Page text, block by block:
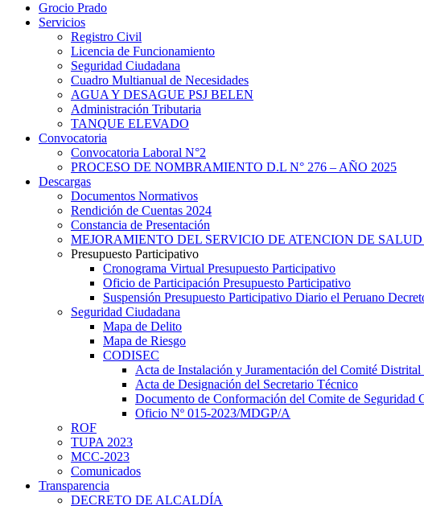
Grocio Prado
Servicios
Registro Civil
Licencia de Funcionamiento
Seguridad Ciudadana
Cuadro Multianual de Necesidades
AGUA Y DESAGUE PSJ BELEN
Administración Tributaria
TANQUE ELEVADO
Convocatoria
Convocatoria Laboral N°2
PROCESO DE NOMBRAMIENTO D.L N° 276 – AÑO 2025
Descargas
Documentos Normativos
Rendición de Cuentas 2024
Constancia de Presentación
MEJORAMIENTO DEL SERVICIO DE ATENCION DE
Presupuesto Participativo
Cronograma Virtual Presupuesto Participativo
Oficio de Participación Presupuesto Participativo
Suspensión Presupuesto Participativo Diario el Peruano
Seguridad Ciudadana
Mapa de Delito
Mapa de Riesgo
CODISEC
Acta de Instalación y Juramentación del Comité Distrital
Acta de Designación del Secretario Técnico
Documento de Conformación del Comite de Seguridad
Oficio Nº 015-2023/MDGP/A
ROF
TUPA 2023
MCC-2023
Comunicados
Transparencia
DECRETO DE ALCALDÍA